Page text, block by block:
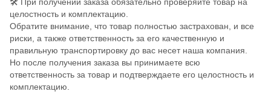
целостность и комплектацию.
Обратите внимание, что товар полностью застрахован, и все
риски, а также ответственность за его качественную и
правильную транспортировку до вас несет наша компания.
Но после получения заказа вы принимаете всю
ответственность за товар и подтверждаете его целостность и
комплектацию.